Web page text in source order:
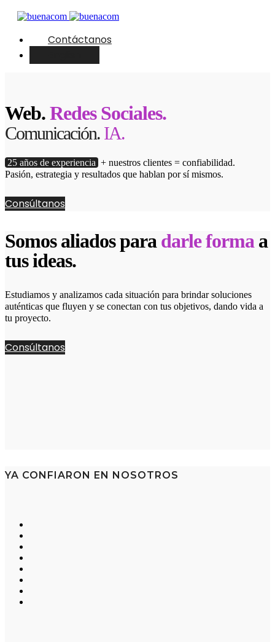
Contáctanos
Web.Redes Sociales.
Comunicación. IA.
25 años de experiencia + nuestros clientes = confiabilidad.
Pasión, estrategia y resultados que hablan por sí mismos.
Consúltanos
Somos aliados para darle forma a
tus ideas.
Estudiamos y analizamos cada situación para brindar soluciones
auténticas que fluyen y se conectan con tus objetivos, dando vida a
tu proyecto.
Consúltanos
YA CONFIARON EN NOSOTROS